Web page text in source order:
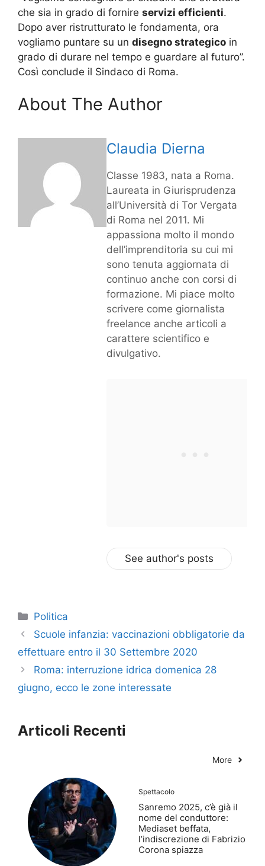
che sia in grado di fornire servizi efficienti.
Dopo aver ristrutturato le fondamenta, ora
vogliamo puntare su un disegno strategico in
grado di durare nel tempo e guardare al futuro”.
Così conclude il Sindaco di Roma.
About The Author
Claudia Dierna
Classe 1983, nata a Roma.
Laureata in Giurisprudenza
all’Università di Tor Vergata
di Roma nel 2011. Mi
appassiona molto il mondo
dell’imprenditoria su cui mi
sono tenuta aggiornata di
continuo anche con corsi di
formazione. Mi piace molto
scrivere come giornalista
freelance anche articoli a
carattere scientifico e
divulgativo.
See author's posts
Categorie
Politica
Scuole infanzia: vaccinazioni obbligatorie da
effettuare entro il 30 Settembre 2020
Roma: interruzione idrica domenica 28
giugno, ecco le zone interessate
Articoli Recenti
More
Spettacolo
Sanremo 2025, c’è già il
nome del conduttore:
Mediaset beffata,
l’indiscrezione di Fabrizio
Corona spiazza